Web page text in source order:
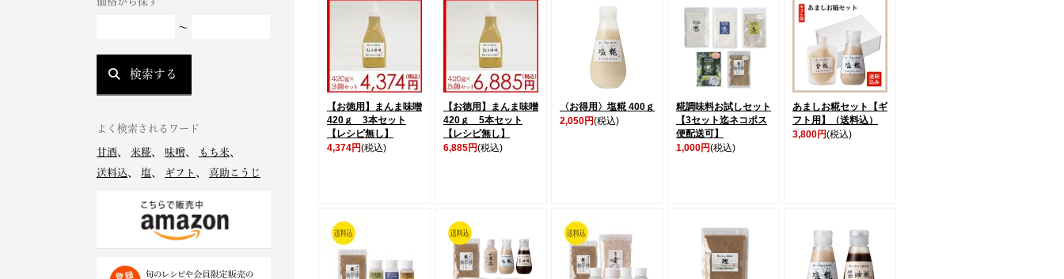
～
検索する
よく検索されるワード
甘酒 米糀 味噌 もち米
送料込
塩 ギフト 喜助こうじ
【お徳用】まんま味噌
420ｇ 3本セット
【レシピ無し】
4,374円(税込)
【お徳用】まんま味噌
420ｇ 5本セット
【レシピ無し】
6,885円(税込)
〈お得用〉塩糀 400ｇ
2,050円(税込)
糀調味料お試しセット
【3セット迄ネコポス
便配送可】
1,000円(税込)
あましお糀セット【ギ
フト用】（送料込）
3,800円(税込)